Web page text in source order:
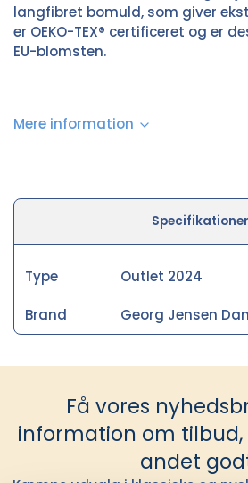
langfibret bomuld, som giver
er OEKO-TEX® certificeret og er
EU-blomsten.
Mere information
Specifikationer
Type Outlet 2024
Brand Georg Jensen
Få vores
information om tilbud,
andet